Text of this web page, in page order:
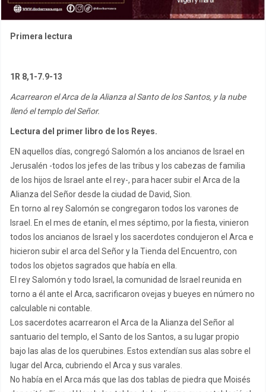
Primera lectura
1R 8,1-7.9-13
Acarrearon el Arca de la Alianza al Santo de los Santos, y la nube
llenó el templo del Señor.
Lectura del primer libro de los Reyes.
EN aquellos días, congregó Salomón a los ancianos de Israel en
Jerusalén -todos los jefes de las tribus y los cabezas de familia
de los hijos de Israel ante el rey-, para hacer subir el Arca de la
Alianza del Señor desde la ciudad de David, Sion.
En torno al rey Salomón se congregaron todos los varones de
Israel. En el mes de etanín, el mes séptimo, por la fiesta, vinieron
todos los ancianos de Israel y los sacerdotes condujeron el Arca e
hicieron subir el arca del Señor y la Tienda del Encuentro, con
todos los objetos sagrados que había en ella.
El rey Salomón y todo Israel, la comunidad de Israel reunida en
torno a él ante el Arca, sacrificaron ovejas y bueyes en número no
calculable ni contable.
Los sacerdotes acarrearon el Arca de la Alianza del Señor al
santuario del templo, el Santo de los Santos, a su lugar propio
bajo las alas de los querubines. Estos extendían sus alas sobre el
lugar del Arca, cubriendo el Arca y sus varales.
No había en el Arca más que las dos tablas de piedra que Moisés